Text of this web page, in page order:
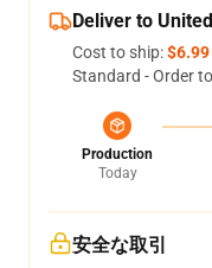
Deliver to
Cost to ship:$6.99
Standard - Order
Production
Today
安全な取引